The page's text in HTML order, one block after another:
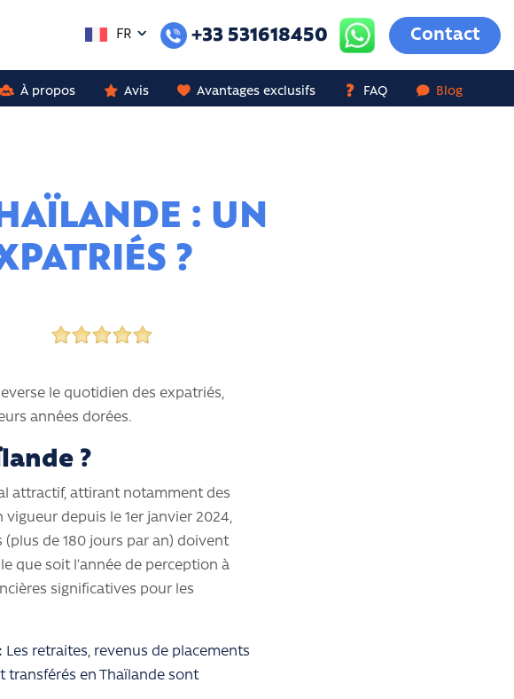
FR +33 531618450 Contact
À propos Avis Avantages exclusifs FAQ Blog
: UN
?
le quotidien des expatriés,
années dorées.
?
attractif, attirant notamment des
depuis le 1er janvier 2024,
de 180 jours par an) doivent
que soit l’année de perception à
significatives pour les
Les retraites, revenus de placements
transférés en Thaïlande sont